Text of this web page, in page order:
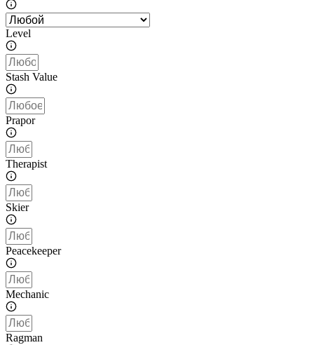
Level
Stash Value
Prapor
Therapist
Skier
Peacekeeper
Mechanic
Ragman